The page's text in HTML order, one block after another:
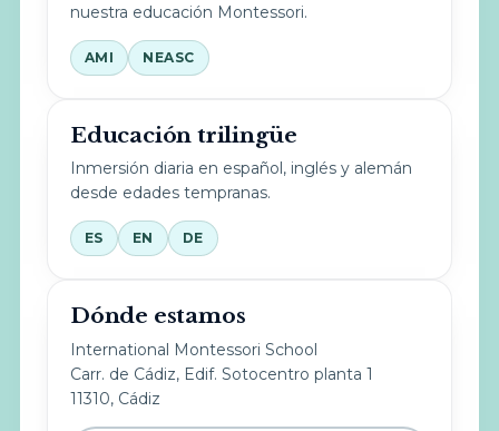
nuestra educación Montessori.
AMI NEASC
Educación trilingüe
Inmersión diaria en español, inglés y alemán
desde edades tempranas.
ES EN DE
Dónde estamos
International Montessori School
Carr. de Cádiz, Edif. Sotocentro planta 1
11310, Cádiz